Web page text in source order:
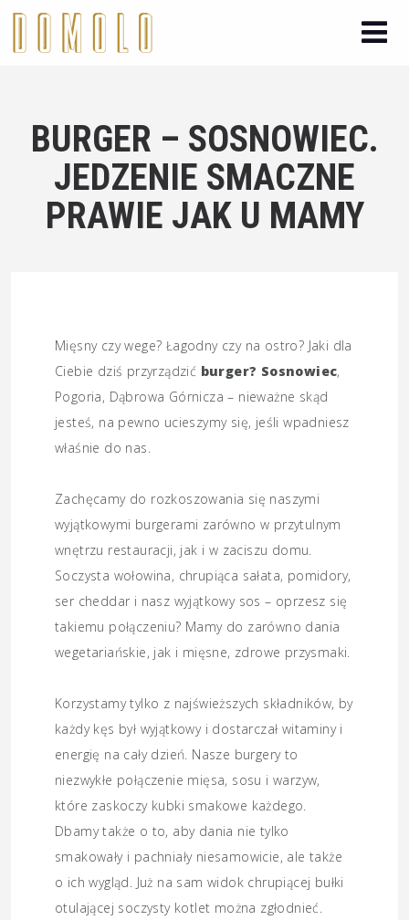
BURGER – SOSNOWIEC.
JEDZENIE SMACZNE
PRAWIE JAK U MAMY
Mięsny czy wege? Łagodny czy na ostro? Jaki dla
Ciebie dziś przyrządzić burger? Sosnowiec,
Pogoria, Dąbrowa Górnicza – nieważne skąd
jesteś, na pewno ucieszymy się, jeśli wpadniesz
właśnie do nas.
Zachęcamy do rozkoszowania się naszymi
wyjątkowymi burgerami zarówno w przytulnym
wnętrzu restauracji, jak i w zaciszu domu.
Soczysta wołowina, chrupiąca sałata, pomidory,
ser cheddar i nasz wyjątkowy sos – oprzesz się
takiemu połączeniu? Mamy do zarówno dania
wegetariańskie, jak i mięsne, zdrowe przysmaki.
Korzystamy tylko z najświeższych składników, by
każdy kęs był wyjątkowy i dostarczał witaminy i
energię na cały dzień. Nasze burgery to
niezwykłe połączenie mięsa, sosu i warzyw,
które zaskoczy kubki smakowe każdego.
Dbamy także o to, aby dania nie tylko
smakowały i pachniały niesamowicie, ale także
o ich wygląd. Już na sam widok chrupiącej bułki
otulającej soczysty kotlet można zgłodnieć.